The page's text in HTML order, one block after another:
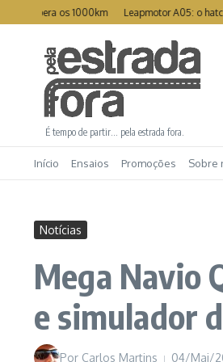
Ir para o conteúdo
os 1000km Leapmotor A05: o
É tempo de partir… pela estrada fora.
Início Ensaios Promoções Sobre
Notícias
Mega Navio
e simulador
Por Carlos Martins 04/Mai/